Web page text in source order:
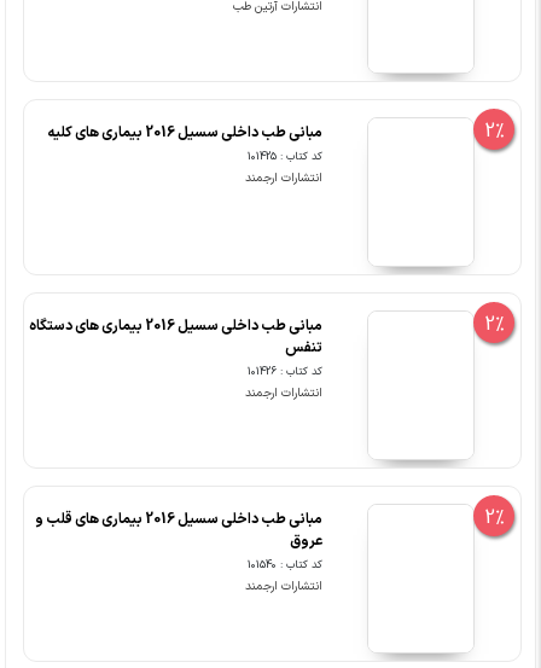
انتشارات آرتین طب
2% مبانی طب داخلی سسیل 2016 بیماری های کلیه
کد کتاب : 101425
انتشارات ارجمند
2%
مبانی طب داخلی سسیل 2016 بیماری های دستگاه
تنفس
کد کتاب : 101426
انتشارات ارجمند
2%
مبانی طب داخلی سسیل 2016 بیماری های قلب و
عروق
کد کتاب : 101540
انتشارات ارجمند